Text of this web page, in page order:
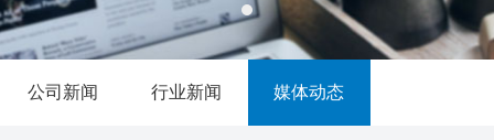
公司新闻 行业新闻 媒体动态